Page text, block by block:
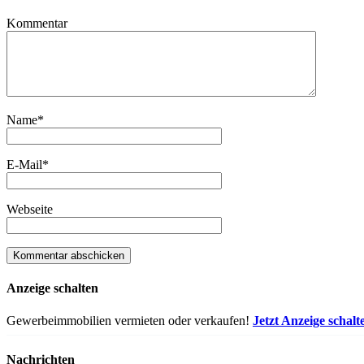
Kommentar
Name*
E-Mail*
Webseite
Anzeige schalten
Gewerbeimmobilien vermieten oder verkaufen! Jetzt Anzeige
Nachrichten